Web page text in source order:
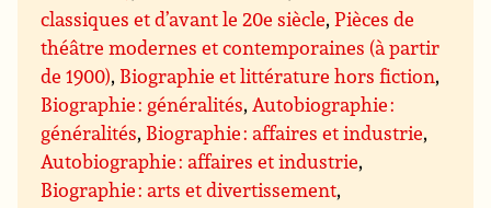
classiques et d’avant le 20e siècle,Pièces de
théâtre modernes et contemporaines (à partir
de 1900), Biographie et littérature hors fiction,
Biographie : généralités,Autobiographie :
généralités, Biographie : affaires et industrie,
Autobiographie : affaires et industrie,
Biographie : arts et divertissement,